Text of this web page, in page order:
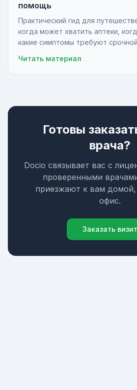
помощь
Практический гид для
когда может хватить аптеки,
какие симптомы требуют
Читать материал
Готовы
врача?
Docio связывает вас с
проверенными
приезжают к вам домой,
офис.
Заказать визит